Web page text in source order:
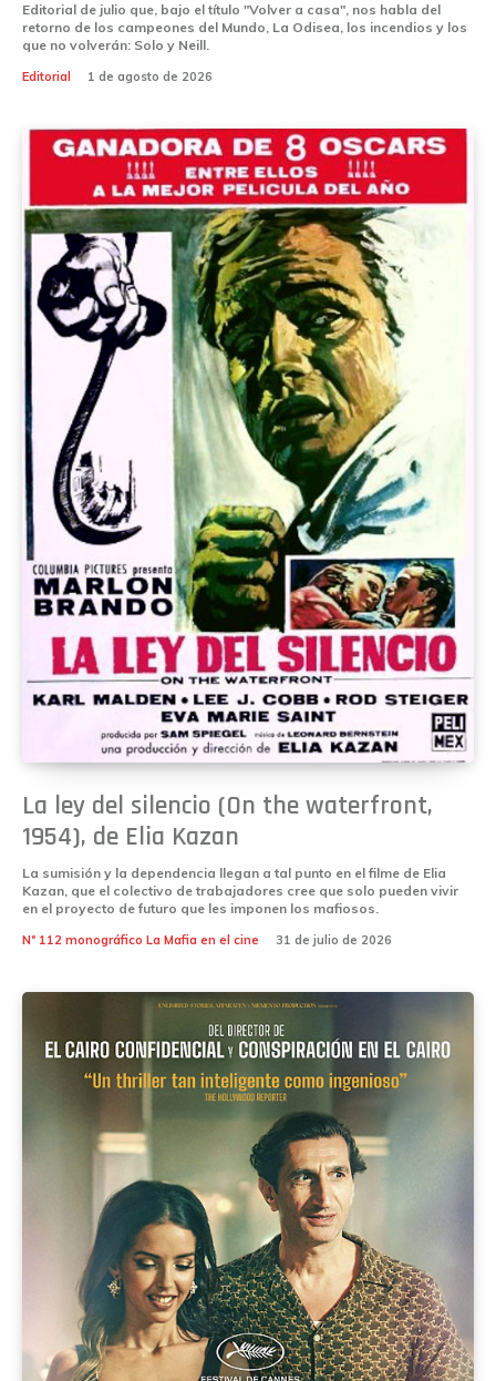
Editorial de julio que, bajo el título "Volver a casa", nos habla del
retorno de los campeones del Mundo, La Odisea, los incendios y los
que no volverán: Solo y Neill.
Editorial 1 de agosto de 2026
La ley del silencio (On the waterfront,
1954), de Elia Kazan
La sumisión y la dependencia llegan a tal punto en el filme de Elia
Kazan, que el colectivo de trabajadores cree que solo pueden vivir
en el proyecto de futuro que les imponen los mafiosos.
Nº 112 monográfico La Mafia en el cine 31 de julio de 2026